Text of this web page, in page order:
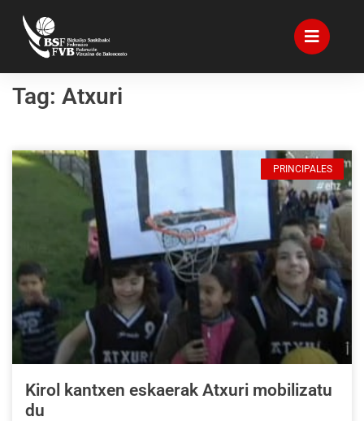
Tag: Atxuri
PRINCIPALES
Kirol kantxen eskaerak Atxuri mobilizatu
du